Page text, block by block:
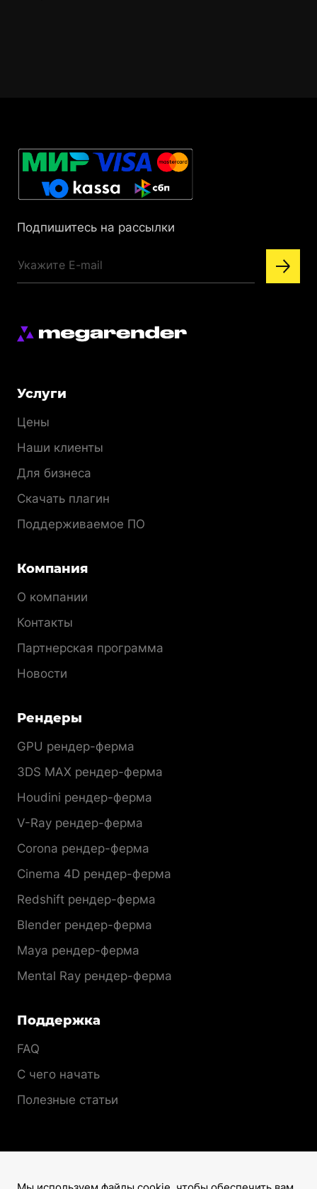
Подпишитесь на рассылки
Меню
Услуги
Цены
Наши клиенты
Для бизнеса
Скачать плагин
Поддерживаемое ПО
Компания
О компании
Контакты
Партнерская программа
Новости
Рендеры
GPU рендер-ферма
3DS MAX рендер-ферма
Houdini рендер-ферма
V-Ray рендер-ферма
Corona рендер-ферма
Cinema 4D рендер-ферма
Redshift рендер-ферма
Blender рендер-ферма
Maya рендер-ферма
Mental Ray рендер-ферма
Поддержка
FAQ
С чего начать
Полезные статьи